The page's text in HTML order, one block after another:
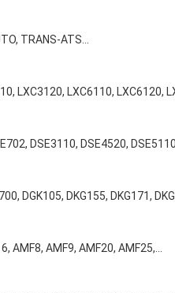
TRANS-ATS…
LXC3120, LXC6110, LXC6120,
DSE3110, DSE4520,
DGK105, DKG155, DKG171,
AMF8, AMF9, AMF20, AMF25,...